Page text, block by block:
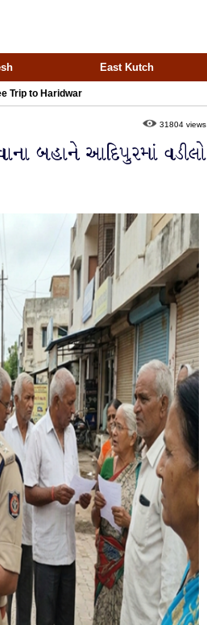
East Kutch
Trip to Haridwar
31804 views
બહાને આદિપુરમાં વડીલો